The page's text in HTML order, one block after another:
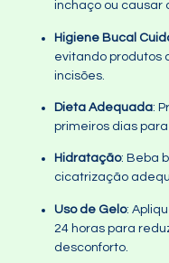
inchaço ou causar
Higiene Bucal
evitando produtos
incisões.
Dieta Adequada:
primeiros dias
Hidratação: Beba
cicatrização
Uso de Gelo:
24 horas para
desconforto.